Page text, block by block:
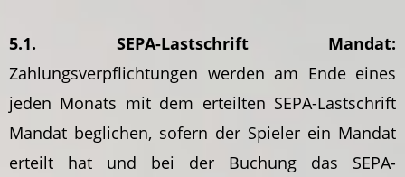
5.1. SEPA-Lastschrift Mandat:
Zahlungsverpflichtungen werden am Ende eines
jeden Monats mit dem erteilten SEPA-Lastschrift
Mandat beglichen, sofern der Spieler ein Mandat
erteilt hat und bei der Buchung das SEPA-